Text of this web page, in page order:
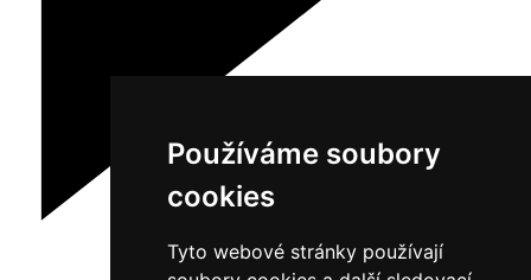
Používáme soubory
cookies
Tyto webové stránky používají